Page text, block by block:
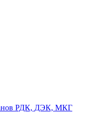
РДК, ДЭК, МКГ